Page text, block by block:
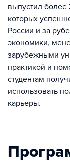
выпустил более
которых
России и за
экономики,
зарубежными
практикой и
студентам
использовать
карьеры.